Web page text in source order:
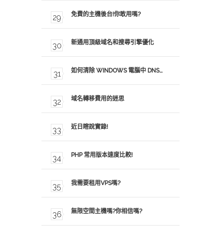
免費的主機後台!你敢用嗎?
新通用頂級域名和搜尋引擎優化
如何清除 WINDOWS 電腦中 DNS…
域名轉移費用的迷思
近日瞎說實錄!
PHP 常用版本速度比較!
我需要租用VPS嗎?
無限空間主機嗎?你相信嗎?